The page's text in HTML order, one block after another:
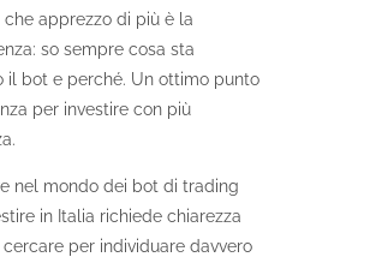
che apprezzo di più è la
so sempre cosa sta
il bot e perché. Un ottimo punto
per investire con più
nel mondo dei bot di trading
in Italia richiede chiarezza
cercare per individuare davvero